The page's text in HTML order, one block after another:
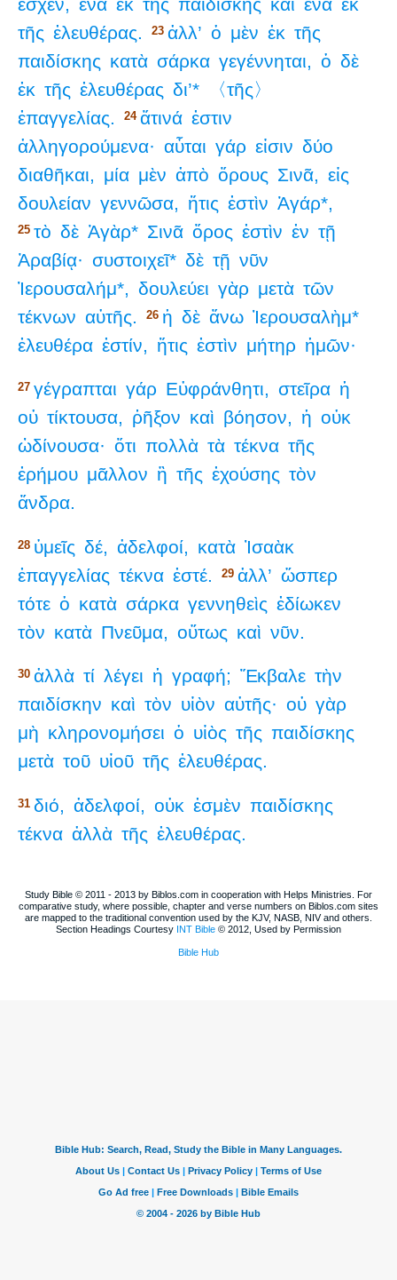
τῆς ἐλευθέρας. 23 ἀλλ’ ὁ μὲν ἐκ τῆς
παιδίσκης κατὰ σάρκα γεγέννηται, ὁ δὲ
ἐκ τῆς ἐλευθέρας δι’*
〈τῆς〉
ἐπαγγελίας.
24 ἅτινά ἐστιν
ἀλληγορούμενα· αὗται γάρ εἰσιν δύο
διαθῆκαι,
μία μὲν ἀπὸ ὄρους Σινᾶ,
εἰς
δουλείαν γεννῶσα, ἥτις ἐστὶν Ἁγάρ*,
25 τὸ δὲ Ἁγὰρ* Σινᾶ ὄρος ἐστὶν ἐν τῇ
Ἀραβίᾳ· συστοιχεῖ* δὲ τῇ νῦν
Ἰερουσαλήμ*,
δουλεύει γὰρ μετὰ τῶν
τέκνων αὐτῆς. 26 ἡ δὲ ἄνω Ἰερουσαλὴμ*
ἐλευθέρα ἐστίν, ἥτις ἐστὶν μήτηρ ἡμῶν·
27 γέγραπται γάρ Εὐφράνθητι, στεῖρα ἡ
οὐ τίκτουσα, ῥῆξον καὶ βόησον, ἡ οὐκ
ὠδίνουσα· ὅτι πολλὰ τὰ τέκνα τῆς
ἐρήμου μᾶλλον ἢ τῆς ἐχούσης τὸν
ἄνδρα.
28 ὑμεῖς δέ, ἀδελφοί, κατὰ Ἰσαὰκ
ἐπαγγελίας τέκνα ἐστέ. 29 ἀλλ’ ὥσπερ
τότε ὁ κατὰ σάρκα γεννηθεὶς ἐδίωκεν
τὸν κατὰ Πνεῦμα, οὕτως καὶ νῦν.
30 ἀλλὰ τί λέγει ἡ γραφή; Ἔκβαλε τὴν
παιδίσκην καὶ τὸν υἱὸν αὐτῆς· οὐ γὰρ
μὴ κληρονομήσει ὁ υἱὸς τῆς παιδίσκης
μετὰ τοῦ υἱοῦ τῆς ἐλευθέρας.
31 διό, ἀδελφοί, οὐκ ἐσμὲν παιδίσκης
τέκνα ἀλλὰ τῆς ἐλευθέρας.
Study Bible © 2011 - 2013 by Biblos.com in cooperation with Helps Ministries. For
comparative study, where possible, chapter and verse numbers on Biblos.com sites
are mapped to the traditional convention used by the KJV, NASB, NIV and others.
Section Headings Courtesy INT Bible © 2012, Used by Permission
Bible Hub